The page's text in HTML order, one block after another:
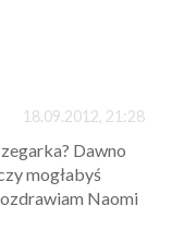
18.09.2012, 21:28
Dawno
mogłabyś
Naomi